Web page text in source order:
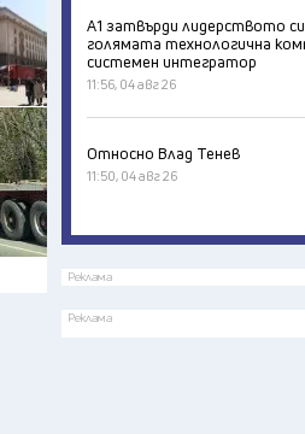
А1 затвърди лидерството
голямата технологична
системен интегратор
11:56, 04 авг 26
Относно Влад Тенев
11:50, 04 авг 26
Реклама
Реклама